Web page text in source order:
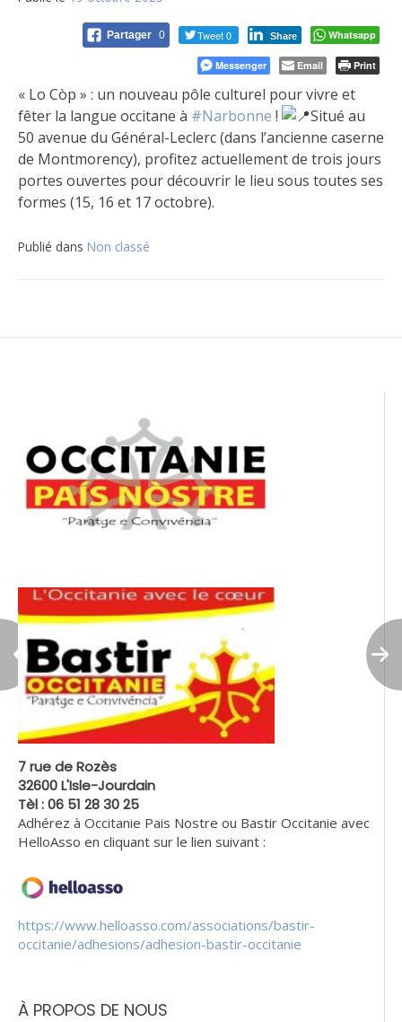
Partager 0 Tweet 0 Share Whatsapp
Messenger Email Print
« Lo Còp » : un nouveau pôle culturel pour vivre et
fêter la langue occitane à #Narbonne !
Situé au
50 avenue du Général-Leclerc (dans l’ancienne caserne
de Montmorency), profitez actuellement de trois jours
portes ouvertes pour découvrir le lieu sous toutes ses
formes (15, 16 et 17 octobre).
Publié dans Non classé
7 rue de Rozès
32600 L'Isle-Jourdain
Tèl : 06 51 28 30 25
Adhérez à Occitanie Pais Nostre ou Bastir Occitanie avec
HelloAsso en cliquant sur le lien suivant :
https://www.helloasso.com/associations/bastir-
occitanie/adhesions/adhesion-bastir-occitanie
À PROPOS DE NOUS